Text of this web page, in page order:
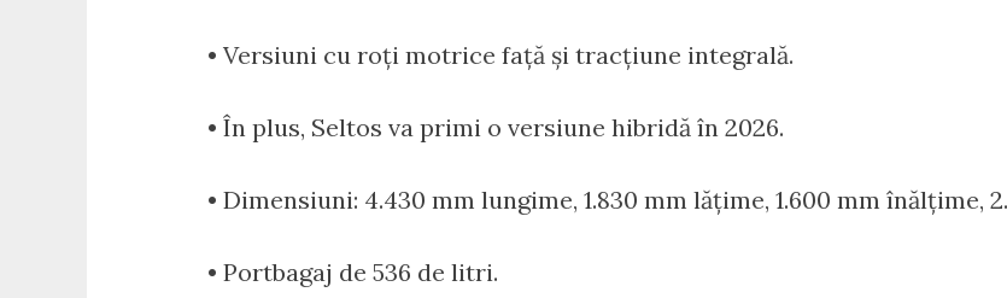
• Versiuni cu roți motrice față și tracțiune integrală.
• În plus, Seltos va primi o versiune hibridă în 2026.
• Dimensiuni: 4.430 mm lungime, 1.830 mm lățime, 1.600 mm înălțime,
• Portbagaj de 536 de litri.